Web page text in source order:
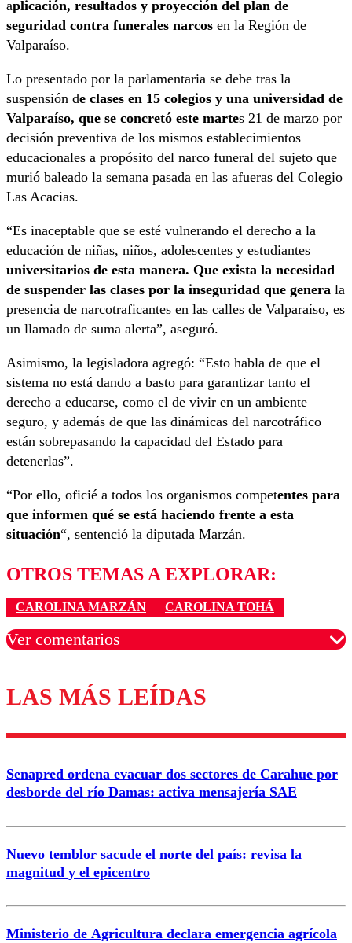
aplicación, resultados y proyección del plan de
seguridad contra funerales narcos en la Región de
Valparaíso.
Lo presentado por la parlamentaria se debe tras la
suspensión de clases en 15 colegios y una universidad de
Valparaíso, que se concretó este martes 21 de marzo por
decisión preventiva de los mismos establecimientos
educacionales a propósito del narco funeral del sujeto que
murió baleado la semana pasada en las afueras del Colegio
Las Acacias.
“Es inaceptable que se esté vulnerando el derecho a la
educación de niñas, niños, adolescentes y estudiantes
universitarios de esta manera. Que exista la necesidad
de suspender las clases por la inseguridad que genera la
presencia de narcotraficantes en las calles de Valparaíso, es
un llamado de suma alerta”, aseguró.
Asimismo, la legisladora agregó: “Esto habla de que el
sistema no está dando a basto para garantizar tanto el
derecho a educarse, como el de vivir en un ambiente
seguro, y además de que las dinámicas del narcotráfico
están sobrepasando la capacidad del Estado para
detenerlas”.
“Por ello, oficié a todos los organismos competentes para
que informen qué se está haciendo frente a esta
situación“, sentenció la diputada Marzán.
OTROS TEMAS A EXPLORAR:
CAROLINA MARZÁN CAROLINA TOHÁ
Ver comentarios
Los comentarios son moderados para garantizar un
diálogo respetuoso.
Correo
LAS MÁS LEÍDAS
Senapred ordena evacuar dos sectores de Carahue por
desborde del río Damas: activa mensajería SAE
Nuevo temblor sacude el norte del país: revisa la
magnitud y el epicentro
Ministerio de Agricultura declara emergencia agrícola